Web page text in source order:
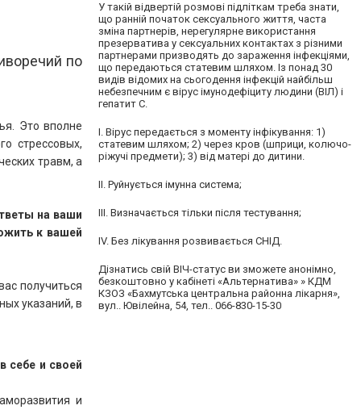
по
Это вполне
стрессовых,
травм, а
на ваши
к вашей
получиться
указаний, в
себе и своей
и
У такій відвертій розмові підліткам треба знати,
що ранній початок сексуального життя, часта
зміна партнерів, нерегулярне використання
презерватива у сексуальних контактах з різними
партнерами призводять до зараження інфекціями,
що передаються статевим шляхом. Із понад 30
видів відомих на сьогодення інфекцій найбільш
небезпечним є вірус імунодефіциту людини (ВІЛ) і
гепатит С.
І. Вірус передається з моменту інфікування: 1)
статевим шляхом; 2) через кров (шприци, колючо-
ріжучі предмети); 3) від матері до дитини.
ІІ. Руйнується імунна система;
ІІІ. Визначається тільки після тестування;
ІV. Без лікування розвивається СНІД.
Дізнатись свій ВІЧ-статус ви зможете анонімно,
безкоштовно у кабінеті «Альтернатива» » КДМ
КЗОЗ «Бахмутська центральна районна лікарня»,
вул.. Ювілейна, 54, тел.. 066-830-15-30